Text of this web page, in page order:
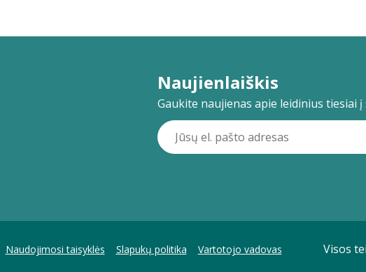
Naujienlaiškis
Gaukite naujienas apie leidinius tiesiai į
Visos
Naudojimosi taisyklės Slapukų politika Vartotojo vadovas